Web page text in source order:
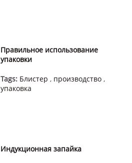
Правильное использование
упаковки
Tags: Блистер , производство ,
упаковка
Индукционная запайка